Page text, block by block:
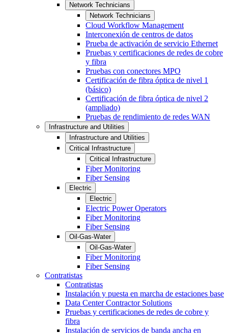
Network Technicians
Network Technicians
Cloud Workflow Management
Interconexión de centros de datos
Prueba de activación de servicio Ethernet
Pruebas y certificaciones de redes de cobre
y fibra
Pruebas con conectores MPO
Certificación de fibra óptica de nivel 1
(básico)
Certificación de fibra óptica de nivel 2
(ampliado)
Pruebas de rendimiento de redes WAN
Infrastructure and Utilities
Infrastructure and Utilities
Critical Infrastructure
Critical Infrastructure
Fiber Monitoring
Fiber Sensing
Electric
Electric
Electric Power Operators
Fiber Monitoring
Fiber Sensing
Oil-Gas-Water
Oil-Gas-Water
Fiber Monitoring
Fiber Sensing
Contratistas
Contratistas
Instalación y puesta en marcha de estaciones base
Data Center Contractor Solutions
Pruebas y certificaciones de redes de cobre y
fibra
Instalación de servicios de banda ancha en